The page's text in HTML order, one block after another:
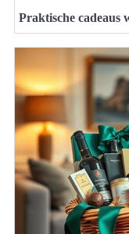
Praktische cadeaus